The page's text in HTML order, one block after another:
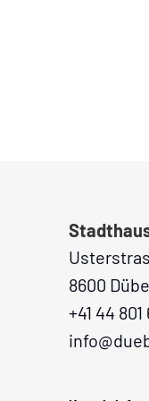
8600
+41 44 801